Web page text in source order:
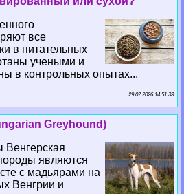
все
в питательных
учеными и
в контрольных опытах...
29 07 2026 14:51:33
Greyhound)
Венгерская
являются
с мадьярами на
Венгрии и